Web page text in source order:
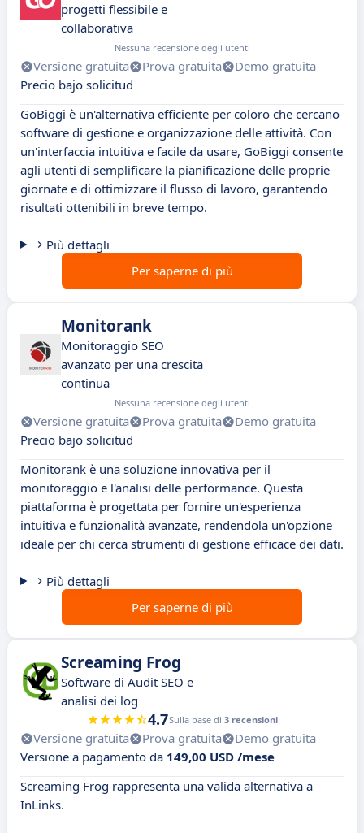
progetti flessibile e
collaborativa
Nessuna recensione degli utenti
Versione gratuita Prova gratuita
Demo gratuita
Precio bajo solicitud
GoBiggi è un'alternativa efficiente per coloro che cercano
software di gestione e organizzazione delle attività. Con
un'interfaccia intuitiva e facile da usare, GoBiggi consente
agli utenti di semplificare la pianificazione delle proprie
giornate e di ottimizzare il flusso di lavoro, garantendo
risultati ottenibili in breve tempo.
Più dettagli
Per saperne di più
Monitorank
Monitoraggio SEO
avanzato per una crescita
continua
Nessuna recensione degli utenti
Versione gratuita Prova gratuita
Demo gratuita
Precio bajo solicitud
Monitorank è una soluzione innovativa per il
monitoraggio e l'analisi delle performance. Questa
piattaforma è progettata per fornire un'esperienza
intuitiva e funzionalità avanzate, rendendola un'opzione
ideale per chi cerca strumenti di gestione efficace dei dati.
Più dettagli
Per saperne di più
Screaming Frog
Software di Audit SEO e
analisi dei log
4.7Sulla base di 3 recensioni
Versione gratuita Prova gratuita
Demo gratuita
Versione a pagamento da 149,00 USD /mese
Screaming Frog rappresenta una valida alternativa a
InLinks.